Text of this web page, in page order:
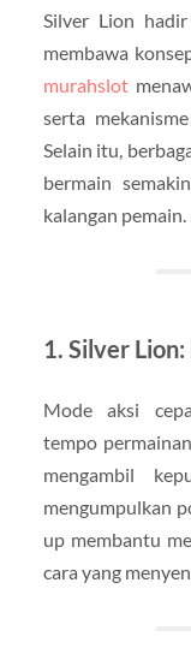
Silver Lion
membawa
murahslot
serta
Selain itu,
bermain
kalangan pemain.
1. Silver
Mode aksi
tempo
mengambil
mengumpulkan
up membantu
cara yang